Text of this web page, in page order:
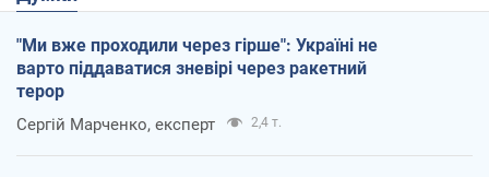
"Ми вже проходили через гірше": Україні не
варто піддаватися зневірі через ракетний
терор
Сергій Марченко, експерт 2,4 т.